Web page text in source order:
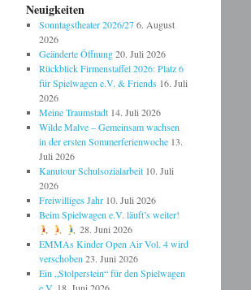
Neuigkeiten
Sonntagstheater 2026/27 6. August
2026
Geänderte Öffnung 20. Juli 2026
Rückblick Firmenstaffel 2026: Platz 6
für Spielwagen e.V. & Friends 16. Juli
2026
Meine Traumstadt 14. Juli 2026
Wilde Malve – Gemeinsam wachsen
in der ersten Sommerferienwoche 13.
Juli 2026
Kanutour Schulsozialarbeit 10. Juli
2026
Freiwilliges Jahr 10. Juli 2026
Beim Spielwagen e.V. läuft’s weiter!
28. Juni 2026
EMMAs Kinder Open Air Vol. 4 wird
verschoben 23. Juni 2026
Ein „Stolperstein“ für den Spielwagen